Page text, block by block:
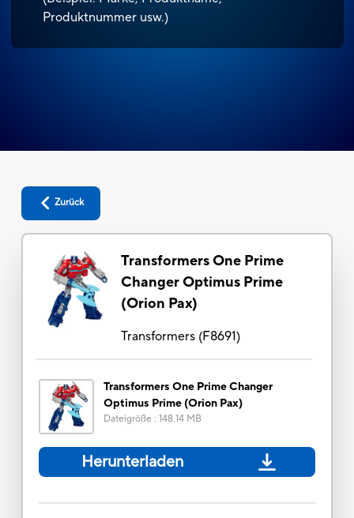
Produktnummer usw.)
Zurück
Transformers One Prime
Changer Optimus Prime
(Orion Pax)
Transformers(F8691)
Transformers One Prime Changer
Optimus Prime (Orion Pax)
Dateigröße : 148.14 MB
Herunterladen